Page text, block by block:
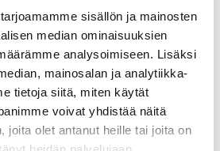
sisällön ja mainosten
median ominaisuuksien
analysoimiseen. Lisäksi
mainosalan ja analytiikka-
tietoja siitä, miten käytät
voivat yhdistää näitä
joita olet antanut heille tai joita on
neljä, etenee kolme parasta
viisi, etenee finaaliin kaksi
ja kaksi korkeimmilla
ilmoitettua kolmanneksi
niin, että
korkeammat karsintasijoitukset